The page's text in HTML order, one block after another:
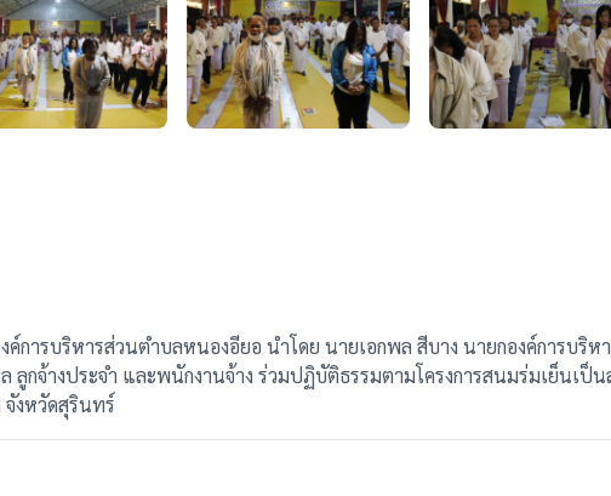
การบริหารส่วนตำบลหนองอียอ นำโดย นายเอกพล สีบาง นายกองค์การบริ
กจ้างประจำ และพนักงานจ้าง ร่วมปฏิบัติธรรมตามโครงการสนมร่มเย็นเป็
งหวัดสุรินทร์